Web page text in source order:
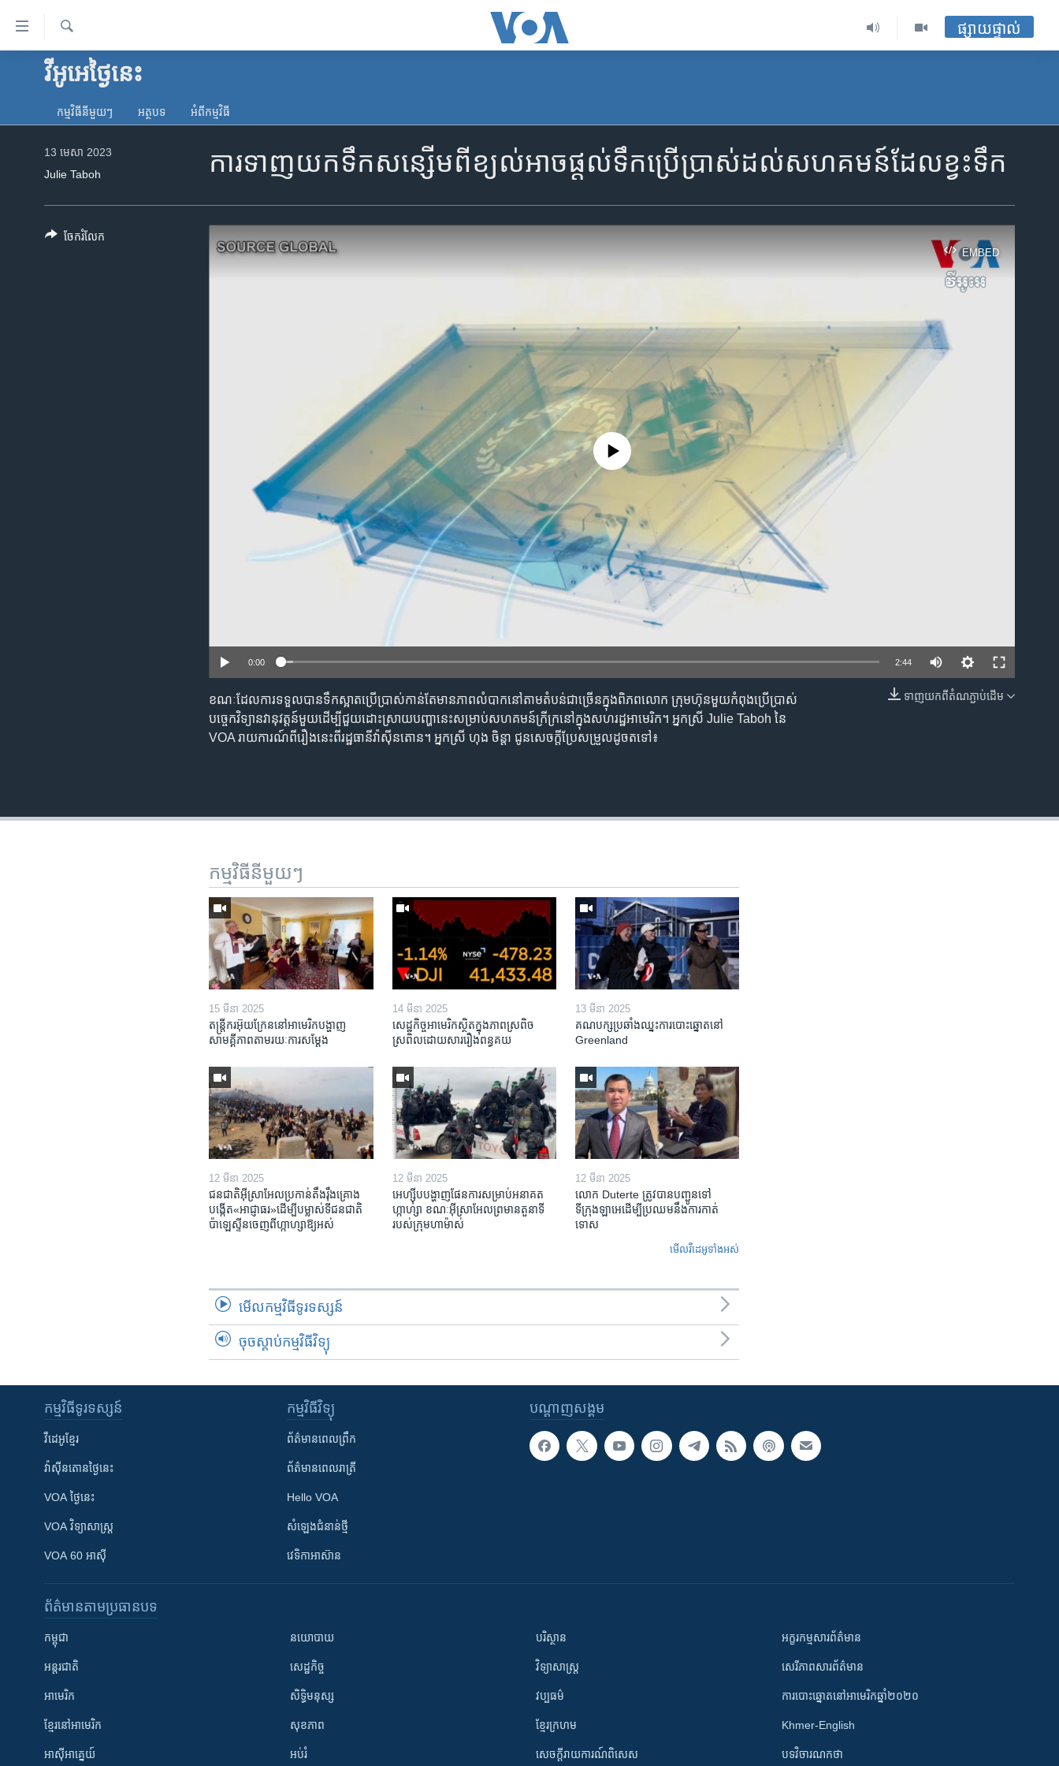
ទៅ​
គេហទំព័រ​
ទាក់ទង
និង​អាមេរិក
ព្រឹត្តិការណ៍ព័ត៌មាន
ស្វែង​
រក
ផ្សាយផ្ទាល់
វីអូអេថ្ងៃនេះ
កម្មវិធី​នីមួយៗ អត្ថបទ​ អំពី​កម្មវិធី​
ការ​ទាញ​យក​ទឹក​សន្សើម​ពី​ខ្យល់​អាច​ផ្តល់​ទឹក​ប្រើប្រាស់​ដល់​សហគមន៍​ដែល​ខ្វះ​ទឹក
13 មេសា 2023
Julie Taboh
EMBED
EMBED
No media source currently available
0:00 2:44
ទាញ​យក​ពី​តំណភ្ជាប់​ដើម
ខណៈ​ដែល​ការ​ទទួល​បាន​ទឹក​ស្អាត​ប្រើប្រាស់​កាន់​តែ​មាន​ភាព​លំបាក​នៅ​តាម​តំបន់​ជាច្រើន​ក្នុង​ពិភពលោក ក្រុមហ៊ុន​មួយ​កំពុង​ប្រើប្រាស់​
បច្ចេកវិទ្យា​នវានុវត្តន៍​មួយ​ដើម្បី​ជួយ​ដោះស្រាយ​បញ្ហា​នេះ​សម្រាប់​សហគមន៍​ក្រីក្រ​នៅ​ក្នុង​សហរដ្ឋអាមេរិក។ អ្នកស្រី Julie Taboh នៃ
VOA រាយការណ៍​ពី​រឿង​នេះ​ពី​រដ្ឋធានី​វ៉ាស៊ីនតោន។ អ្នកស្រី ហុង ចិន្ដា ជូន​សេចក្តី​ប្រែសម្រួល​ដូច​តទៅ៖
ចែករំលែក
កម្មវិធី​នីមួយៗ
15 មីនា 2025
តន្ត្រីករ​អ៊ុយក្រែន​នៅ​អាមេរិក​បង្ហាញ​
សាមគ្គីភាព​តាម​រយៈ​ការសម្តែង
14 មីនា 2025
សេដ្ឋកិច្ច​អាមេរិក​ស្ថិត​ក្នុង​ភាពស្រពិច
ស្រពិល​ដោយសារ​រឿង​ពន្ធគយ
13 មីនា 2025
គណបក្ស​ប្រឆាំង​ឈ្នះ​ការបោះឆ្នោត​នៅ
Greenland
12 មីនា 2025
ជនជាតិ​អ៊ីស្រាអែល​ប្រកាន់​តឹងរ៉ឹង​គ្រោង​
បង្កើត​«អាជ្ញាធរ‍»​ដើម្បី​បម្លាស់​ទី​ជនជាតិ​
ប៉ាឡេស្ទីន​ចេញពី​ហ្កាហ្សា​ឱ្យ​អស់
12 មីនា 2025
អេហ្ស៊ីប​បង្ហាញ​ផែនការ​សម្រាប់​អនាគត​
ហ្កាហ្សា ខណៈ​អ៊ីស្រាអែល​ព្រមាន​តួនាទី​
របស់​ក្រុម​ហាម៉ាស់
12 មីនា 2025
លោក Duterte ត្រូវ​បាន​បញ្ជូនទៅ
ទីក្រុងឡាអេ​ដើម្បី​ប្រឈម​នឹង​ការកាត់
ទោស
មើល​វីដេអូ​ទាំង​អស់
មើល​កម្មវិធី​ទូរទស្សន៍
ចុចស្តាប់កម្មវិធីវិទ្យុ
បណ្តាញ​សង្គម
កម្មវិធី​ទូរទស្សន៍
វីដេអូ​ខ្មែរ
វ៉ាស៊ីនតោន​ថ្ងៃ​នេះ
VOA ថ្ងៃនេះ
VOA ​វិទ្យាសាស្ត្រ
VOA 60 អាស៊ី
កម្មវិធី​វិទ្យុ
ព័ត៌មាន​ពេល​ព្រឹក
ព័ត៌មាន​​ពេល​រាត្រី
Hello VOA
សំឡេង​ជំនាន់​ថ្មី
វេទិកា​អាស៊ាន
ព័ត៌មាន​តាមប្រធានបទ​
កម្ពុជា
អន្តរជាតិ
អាមេរិក
ខ្មែរ​នៅអាមេរិក
អាស៊ីអាគ្នេយ៍
នយោបាយ
សេដ្ឋកិច្ច
សិទ្ធិមនុស្ស
សុខភាព
អប់រំ
បរិស្ថាន
វិទ្យាសាស្រ្ត
វប្បធម៌
ខ្មែរក្រហម
សេចក្តីរាយការណ៍ពិសេស
អក្ខរកម្មសារព័ត៌មាន
សេរីភាពសារព័ត៌មាន
ការបោះឆ្នោតនៅអាមេរិកឆ្នាំ២០២០
Khmer-English
បទវិចារណកថា